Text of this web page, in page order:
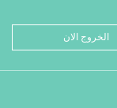
الخروج الان